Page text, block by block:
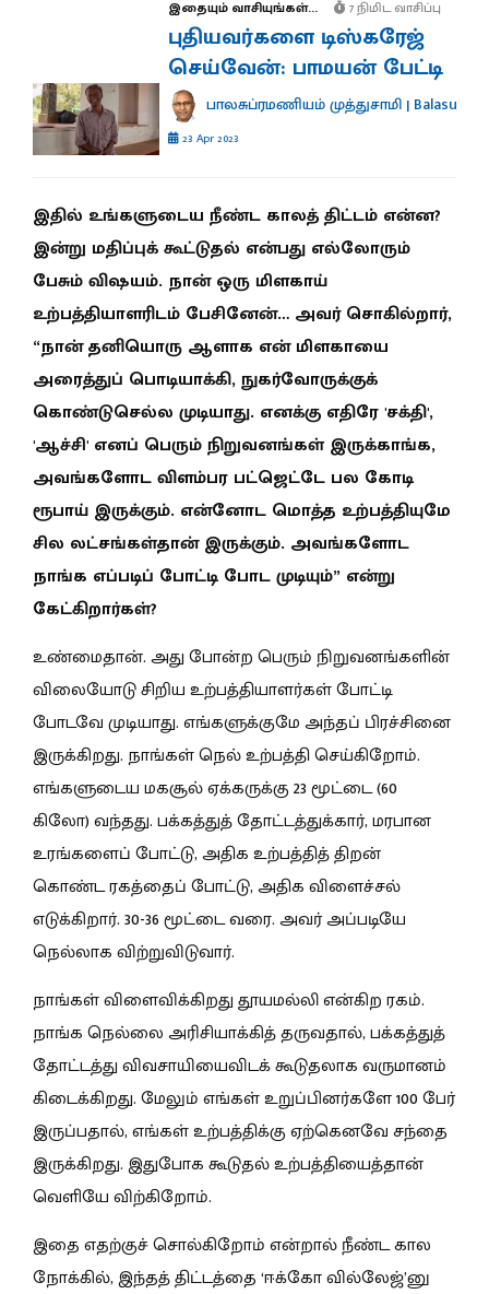
இதையும் வாசியுங்கள்... 7 நிமிட வாசிப்பு
புதியவர்களை டிஸ்கரேஜ்
செய்வேன்: பாமயன் பேட்டி
பாலசுப்ரமணியம் முத்துசாமி |
23 Apr 2023
இதில் உங்களுடைய நீண்ட காலத் திட்டம் என்ன?
இன்று மதிப்புக் கூட்டுதல் என்பது எல்லோரும்
பேசும் விஷயம். நான் ஒரு மிளகாய்
உற்பத்தியாளரிடம் பேசினேன்… அவர் சொகில்றார்,
“நான் தனியொரு ஆளாக என் மிளகாயை
அரைத்துப் பொடியாக்கி, நுகர்வோருக்குக்
கொண்டுசெல்ல முடியாது. எனக்கு எதிரே 'சக்தி',
'ஆச்சி' எனப் பெரும் நிறுவனங்கள் இருக்காங்க,
அவங்களோட விளம்பர பட்ஜெட்டே பல கோடி
ரூபாய் இருக்கும். என்னோட மொத்த உற்பத்தியுமே
சில லட்சங்கள்தான் இருக்கும். அவங்களோட
நாங்க எப்படிப் போட்டி போட முடியும்” என்று
கேட்கிறார்கள்?
உண்மைதான். அது போன்ற பெரும் நிறுவனங்களின்
விலையோடு சிறிய உற்பத்தியாளர்கள் போட்டி
போடவே முடியாது. எங்களுக்குமே அந்தப் பிரச்சினை
இருக்கிறது. நாங்கள் நெல் உற்பத்தி செய்கிறோம்.
எங்களுடைய மகசூல் ஏக்கருக்கு 23 மூட்டை (60
கிலோ) வந்தது. பக்கத்துத் தோட்டத்துக்கார், மரபான
உரங்களைப் போட்டு, அதிக உற்பத்தித் திறன்
கொண்ட ரகத்தைப் போட்டு, அதிக விளைச்சல்
எடுக்கிறார். 30-36 மூட்டை வரை. அவர் அப்படியே
நெல்லாக விற்றுவிடுவார்.
நாங்கள் விளைவிக்கிறது தூயமல்லி என்கிற ரகம்.
நாங்க நெல்லை அரிசியாக்கித் தருவதால், பக்கத்துத்
தோட்டத்து விவசாயியைவிடக் கூடுதலாக வருமானம்
கிடைக்கிறது. மேலும் எங்கள் உறுப்பினர்களே 100 பேர்
இருப்பதால், எங்கள் உற்பத்திக்கு ஏற்கெனவே சந்தை
இருக்கிறது. இதுபோக கூடுதல் உற்பத்தியைத்தான்
வெளியே விற்கிறோம்.
இதை எதற்குச் சொல்கிறோம் என்றால் நீண்ட கால
நோக்கில், இந்தத் திட்டத்தை ‘ஈக்கோ வில்லேஜ்’னு